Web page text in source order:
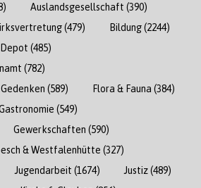
Auslandsgesellschaft (390)
(479) Bildung(2244)
Depot (485)
(782)
(589) Flora & Fauna (384)
(549)
Gewerkschaften (590)
& Westfalenhütte (327)
Jugendarbeit (1674) Justiz(489)